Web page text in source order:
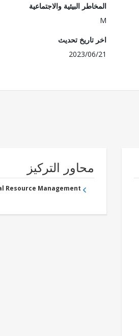
المخاطر البيئية والاجتماعية
M
اخر تاريخ تحديث
2023/06/21
محاور التركيز
Resource Management